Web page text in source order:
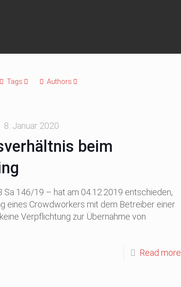
Tags Authors
8. Januar 2020
beim
Sa 146/19 – hat am 04.12.2019 entschieden,
eines Crowdworkers mit dem Betreiber einer
Verpflichtung zur Übernahme von
Read more